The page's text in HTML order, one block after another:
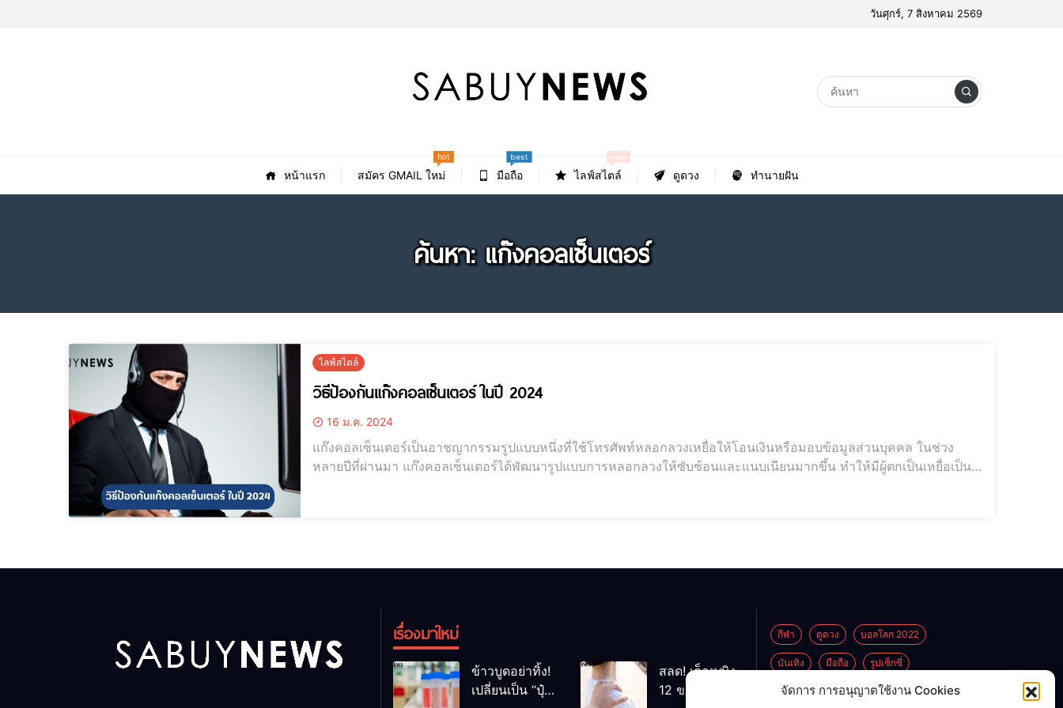
จัดการ การอนุญาตใช้งาน Cookies
วันศุกร์, 7 สิงหาคม 2569
หน้าแรก สมัคร GMAIL ใหม่
hot
มือถือ
best
ไลฟ์สไตล์
new
ดูดวง ทำนายฝัน
ค้นหา: แก๊งคอลเซ็นเตอร์
ไลฟ์สไตล์
วิธีป้องกันแก๊งคอลเซ็นเตอร์ ในปี 2024
16 ม.ค. 2024
แก๊งคอลเซ็นเตอร์เป็นอาชญากรรมรูปแบบหนึ่งที่ใช้โทรศัพท์หลอกลวงเหยื่อให้โอนเงินหรือมอบข้อมูลส่วนบุคคล ในช่วง
หลายปีที่ผ่านมา แก๊งคอลเซ็นเตอร์ได้พัฒนารูปแบบการหลอกลวงให้ซับซ้อนและแนบเนียนมากขึ้น ทำให้มีผู้ตกเป็นเหยื่อเป็น
เรื่องมาใหม่
ข้าวบูดอย่าทิ้ง!
เปลี่ยนเป็น “ปุ๋ย
สลด! เด็กหญิง
12 ขวบ ถูกพ่อ
กีฬา ดูดวง บอลโลก 2022
บันเทิง มือถือ รูปเซ็กซี่
ไลฟ์สไตล์